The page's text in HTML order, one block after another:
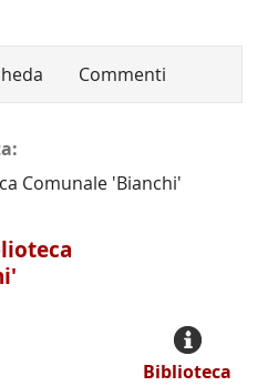
Commenti
Comunale 'Bianchi'
Biblioteca